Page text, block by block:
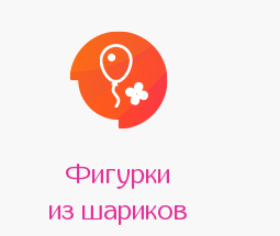
Фигурки
из шариков